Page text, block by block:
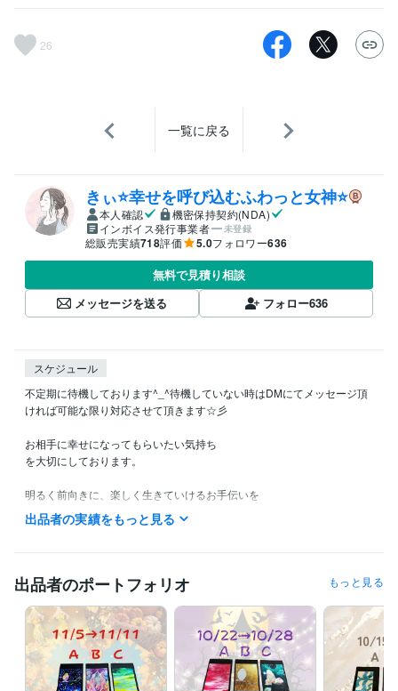
26
一覧に戻る
きぃ⭐️幸せを呼び込むふわっと女神⭐️
本人確認
機密保持契約(NDA)
インボイス発行事業者
未登録
総販売実績718評価 5.0フォロワー636
無料で見積り相談
メッセージを送る
フォロー636
スケジュール
不定期に待機しております^_^待機していない時はDMにてメッセージ頂
ければ可能な限り対応させて頂きます☆彡
お相手に幸せになってもらいたい気持ち
を大切にしております。
明るく前向きに、楽しく生きていけるお手伝いを
したいと思っております＾＾
リーディングも得意です☆彡
【ご相談内容】
⭐️カードリーディング
⭐️うつ、恋愛、性のお悩み
⭐️自己受容、引き寄せ
⭐️ファッションアドバイス
出品者の実績をもっと見る
出品者のポートフォリオ もっと見る